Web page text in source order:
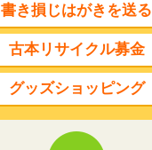
書き損じはがきを送る
古本リサイクル募金
グッズショッピング